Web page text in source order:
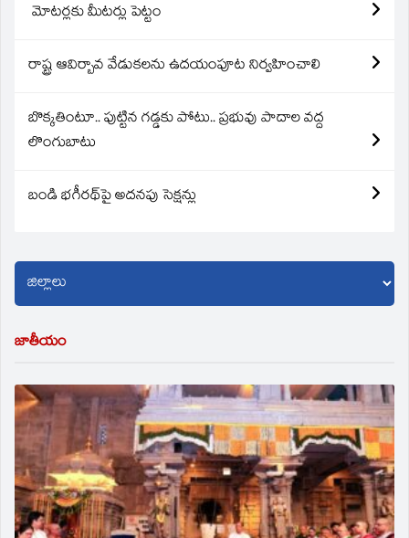
మోటర్లకు మీటర్లు పెట్టం
రాష్ట్ర ఆవిర్బావ వేడుకలను ఉదయంపూట నిర్వహించాలి
బొక్కతింటూ.. పుట్టిన గడ్డకు పోటు.. ప్రభువు పాదాల వద్ద
లొంగుబాటు
బండి భగీరథ్‌పై అదనపు సెక్షన్లు
జాతీయం